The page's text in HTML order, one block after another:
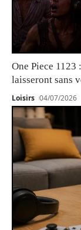
One Piece
laisseront sans
Loisirs 04/07/2026